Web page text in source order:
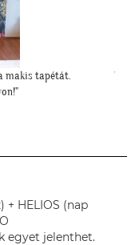
makis tapétát.
+ HELIOS (nap
egyet jelenthet.